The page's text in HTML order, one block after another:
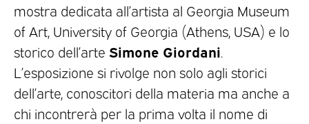
mostra dedicata all’artista al Georgia Museum
of Art, University of Georgia (Athens, USA) e lo
storico dell’arte Simone Giordani
L’esposizione si rivolge non solo agli storici
dell’arte, conoscitori della materia ma anche a
chi incontrerà per la prima volta il nome di